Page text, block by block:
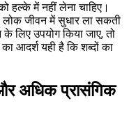
हल्के में नहीं लेना चाहिए।
लोक जीवन में सुधार ला सकती
लिए उपयोग किया जाए, तो
आदर्श यही है कि शब्दों का
अधिक प्रासंगिक